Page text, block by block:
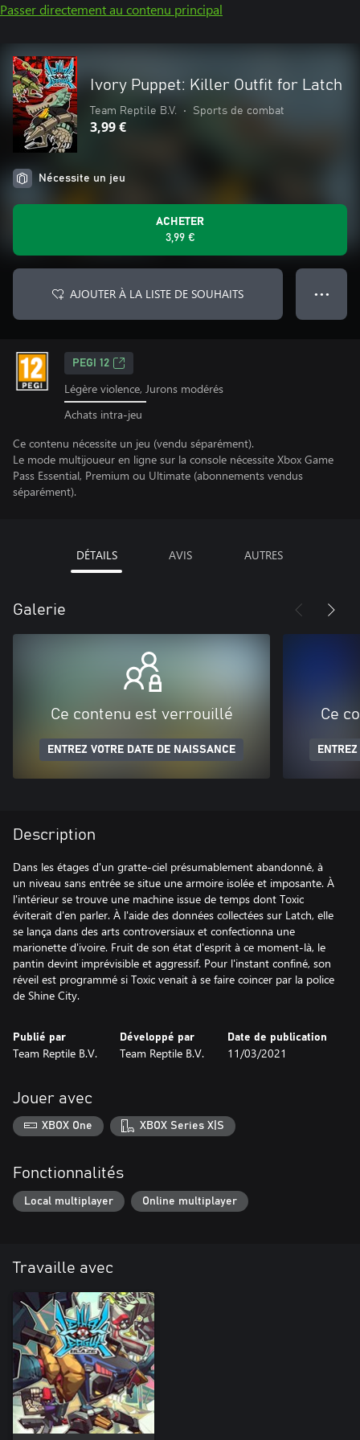
Passer directement au contenu principal
Ivory Puppet: Killer Outfit for Latch
Team Reptile B.V. • Sports de combat
3,99 €
Nécessite un jeu
ACHETER
3,99 €
AJOUTER À LA LISTE DE SOUHAITS ● ● ●
PEGI 12
Légère violence, Jurons modérés
Achats intra-jeu
Ce contenu nécessite un jeu (vendu séparément).
Le mode multijoueur en ligne sur la console nécessite Xbox Game
Pass Essential, Premium ou Ultimate (abonnements vendus
séparément).
DÉTAILS AVIS AUTRES
Galerie
Ce contenu est verrouillé
ENTREZ VOTRE DATE DE NAISSANCE
Ce
Description
Dans les étages d'un gratte-ciel présumablement abandonné, à
un niveau sans entrée se situe une armoire isolée et imposante. À
l'intérieur se trouve une machine issue de temps dont Toxic
éviterait d'en parler. À l'aide des données collectées sur Latch, elle
se lança dans des arts controversiaux et confectionna une
marionette d'ivoire. Fruit de son état d'esprit à ce moment-là, le
pantin devint imprévisible et aggressif. Pour l'instant confiné, son
réveil est programmé si Toxic venait à se faire coincer par la police
de Shine City.
Publié par
Team Reptile B.V.
Développé par
Team Reptile B.V.
Date de publication
11/03/2021
Jouer avec
XBOX One XBOX Series X|S
Fonctionnalités
Local multiplayer Online multiplayer
Travaille avec